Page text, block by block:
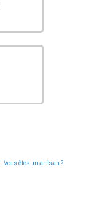
-Vous êtes un artisan ?